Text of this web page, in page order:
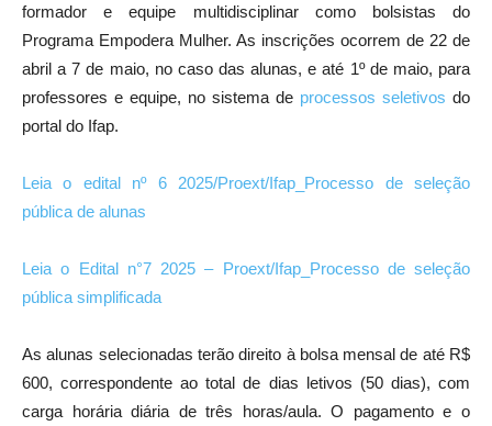
formador e equipe multidisciplinar como bolsistas do
Programa Empodera Mulher. As inscrições ocorrem de 22 de
abril a 7 de maio, no caso das alunas, e até 1º de maio, para
professores e equipe, no sistema de processos seletivos do
portal do Ifap.
Leia o edital nº 6 2025/Proext/Ifap_Processo de seleção
pública de alunas
Leia o Edital n°7 2025 – Proext/Ifap_Processo de seleção
pública simplificada
As alunas selecionadas terão direito à bolsa mensal de até R$
600, correspondente ao total de dias letivos (50 dias), com
carga horária diária de três horas/aula. O pagamento e o